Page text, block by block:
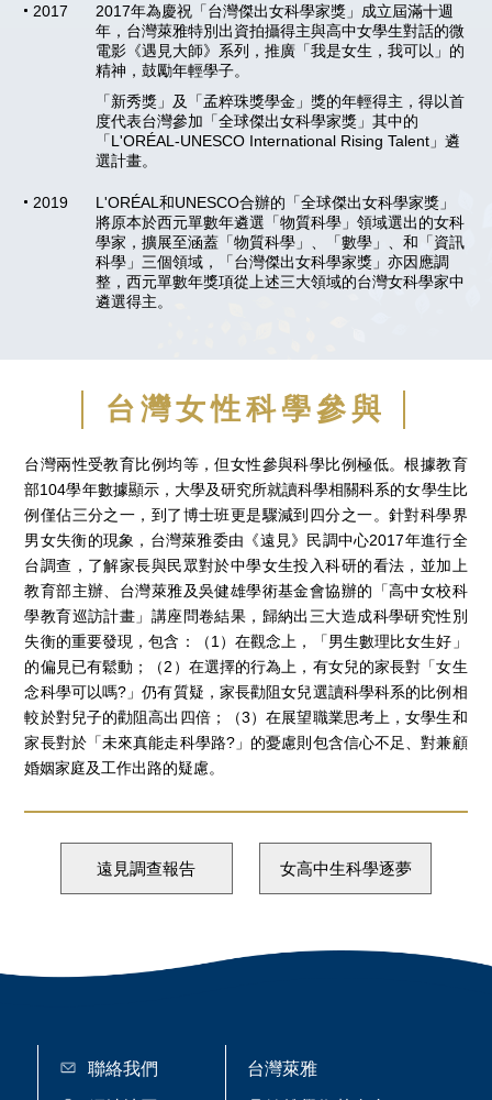
2017
2017年為慶祝「台灣傑出女科學家獎」成立屆滿十週
年，台灣萊雅特別出資拍攝得主與高中女學生對話的微
電影《遇見大師》系列，推廣「我是女生，我可以」的
精神，鼓勵年輕學子。
「新秀獎」及「孟粹珠獎學金」獎的年輕得主，得以首
度代表台灣參加「全球傑出女科學家獎」其中的
「L'ORÉAL-UNESCO International Rising Talent」遴
選計畫。
2019
L'ORÉAL和UNESCO合辦的「全球傑出女科學家獎」
將原本於西元單數年遴選「物質科學」領域選出的女科
學家，擴展至涵蓋「物質科學」、「數學」、和「資訊
科學」三個領域，「台灣傑出女科學家獎」亦因應調
整，西元單數年獎項從上述三大領域的台灣女科學家中
遴選得主。
台灣女性科學參與
台灣兩性受教育比例均等，但女性參與科學比例極低。根據教育
部104學年數據顯示，大學及研究所就讀科學相關科系的女學生比
例僅佔三分之一，到了博士班更是驟減到四分之一。針對科學界
男女失衡的現象，台灣萊雅委由《遠見》民調中心2017年進行全
台調查，了解家長與民眾對於中學女生投入科研的看法，並加上
教育部主辦、台灣萊雅及吳健雄學術基金會協辦的「高中女校科
學教育巡訪計畫」講座問卷結果，歸納出三大造成科學研究性別
失衡的重要發現，包含：（1）在觀念上，「男生數理比女生好」
的偏見已有鬆動；（2）在選擇的行為上，有女兒的家長對「女生
念科學可以嗎?」仍有質疑，家長勸阻女兒選讀科學科系的比例相
較於對兒子的勸阻高出四倍；（3）在展望職業思考上，女學生和
家長對於「未來真能走科學路?」的憂慮則包含信心不足、對兼顧
婚姻家庭及工作出路的疑慮。
遠見調查報告 女高中生科學逐夢
聯絡我們 台灣萊雅